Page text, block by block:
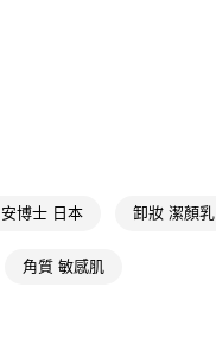
安博士 日本 卸妝 潔顏乳
角質 敏感肌